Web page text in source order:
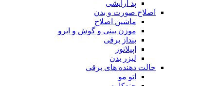
پد آرایشی
اصلاح صورت و بدن
ماشین اصلاح
موزن بینی و گوش و ابرو
بنداز برقی
اپیلاتور
لیزر بدن
حالت دهنده های برقی
اتو مو